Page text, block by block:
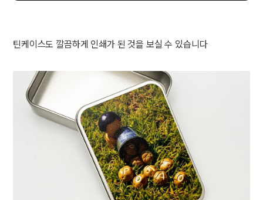
틴케이스도 깔끔하게 인쇄가 된 것을 보실 수 있습니다